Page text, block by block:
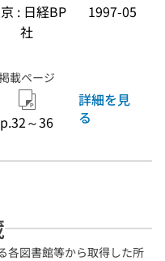
: 日経BP
社
1997-05
載ページ
p.32～36
詳細を見
る
各図書館等から取得した所